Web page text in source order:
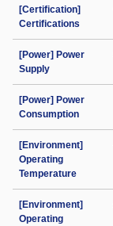
[Certification]
Certifications
[Power] Power
Supply
[Power] Power
Consumption
[Environment]
Operating
Temperature
[Environment]
Operating